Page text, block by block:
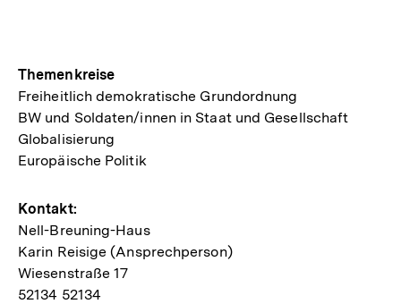
Themenkreise
Freiheitlich demokratische Grundordnung
BW und Soldaten/innen in Staat und Gesellschaft
Globalisierung
Europäische Politik
Kontakt:
Nell-Breuning-Haus
Karin Reisige (Ansprechperson)
Wiesenstraße 17
52134 52134